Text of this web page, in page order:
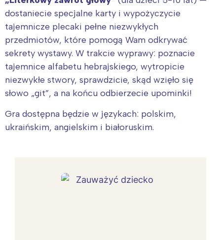
dostaniecie specjalne karty i wypożyczycie
tajemnicze plecaki pełne niezwykłych
przedmiotów, które pomogą Wam odkrywać
sekrety wystawy. W trakcie wyprawy: poznacie
tajemnice alfabetu hebrajskiego, wytropicie
niezwykłe stwory, sprawdzicie, skąd wzięło się
słowo „git”, a na końcu odbierzecie upominki!
Gra dostępna będzie w językach: polskim,
ukraińskim, angielskim i białoruskim.